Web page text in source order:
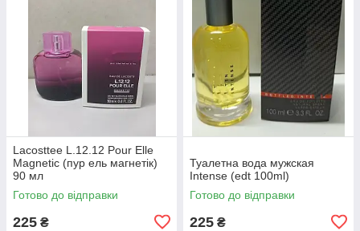
Lacosttee L.12.12 Pour Elle
Magnetic (пур ель магнетік)
90 мл
Готово до відправки
225 ₴
Туалетна вода мужская
Intense (edt 100ml)
Готово до відправки
225 ₴